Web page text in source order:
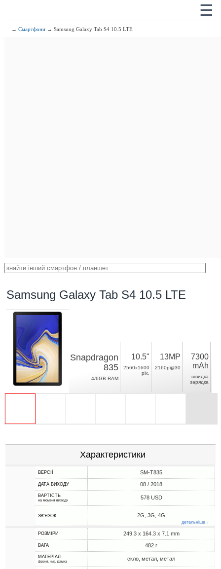
☰
→Смартфони → Samsung Galaxy Tab S4 10.5 LTE
Samsung Galaxy Tab S4 10.5 LTE
Snapdragon
835
4/6GB RAM
10.5"
2560x1600
pix.
13MP
2160p@30
7300
mAh
швидка
зарядка
Характеристики
ВЕРСІЇ SM-T835
ДАТА ВИХОДУ 08 / 2018
ВАРТІСТЬ
на момент виходу 578 USD
ЗВ'ЯЗОК 2G, 3G, 4G
детальніше ↓
РОЗМІРИ 249.3 x 164.3 x 7.1 mm
ВАГА 482 г
МАТЕРІАЛ
фронт, низ, рамка скло, метал, метал